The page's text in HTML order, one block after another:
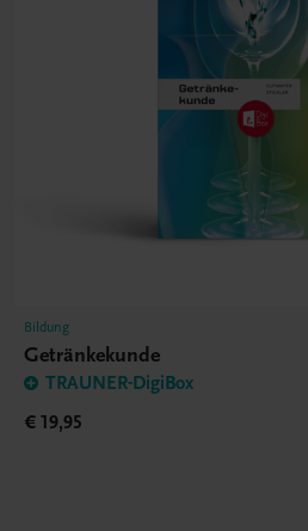
Bildung
Getränkekunde
TRAUNER-DigiBox
€ 19,95